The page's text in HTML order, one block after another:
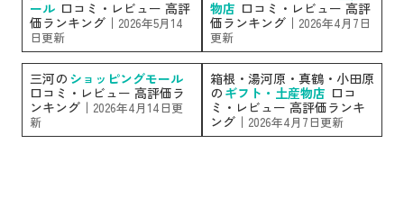
ール 口コミ・レビュー 高評
価ランキング｜ 2026年5月14
日更新
物店 口コミ・レビュー 高評
価ランキング｜ 2026年4月7日
更新
三河の ショッピングモール
口コミ・レビュー 高評価ラ
ンキング｜ 2026年4月14日更
新
箱根・湯河原・真鶴・小田原
の ギフト・土産物店 口コ
ミ・レビュー 高評価ランキ
ング｜ 2026年4月7日更新